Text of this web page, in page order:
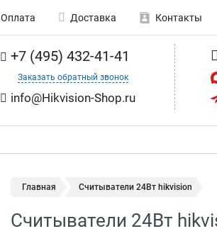
Оплата Доставка Контакты
+7 (495) 432-41-41
Заказать обратный звонок
info@Hikvision-Shop.ru
Главная Считыватели 24Вт hikvision
Считыватели 24Вт